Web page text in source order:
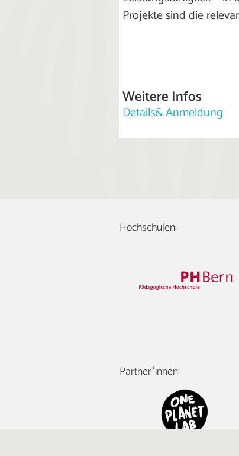
Projekte sind die
Weitere Infos
Details& Anmeldung
Hochschulen:
Partner*innen: